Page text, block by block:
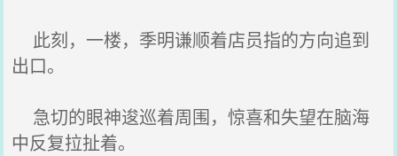
此刻，一楼，季明谦顺着店员指的方向追到
出口。
急切的眼神逡巡着周围，惊喜和失望在脑海
中反复拉扯着。